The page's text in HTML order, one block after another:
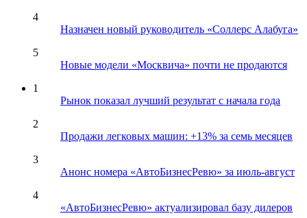
4
Назначен новый руководитель «Соллерс Алабуга»
5
Новые модели «Москвича» почти не продаются
1
Рынок показал лучший результат с начала года
2
Продажи легковых машин: +13% за семь месяцев
3
Анонс номера «АвтоБизнесРевю» за июль-август
4
«АвтоБизнесРевю» актуализировал базу дилеров